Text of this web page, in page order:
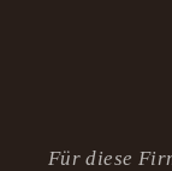
Für diese